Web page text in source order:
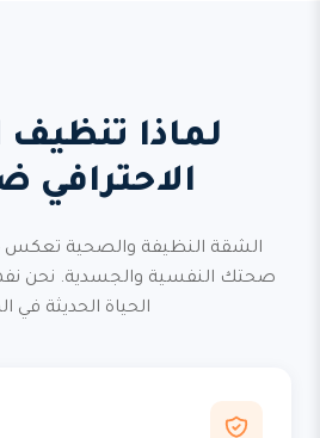
لماذا
الاحترافي
الشقة النظيفة والصحية
صحتك النفسية والجسدية. نحن
الحياة الحديثة في